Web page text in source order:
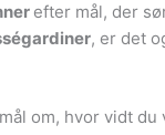
efter mål, der
, er det
om, hvor vidt